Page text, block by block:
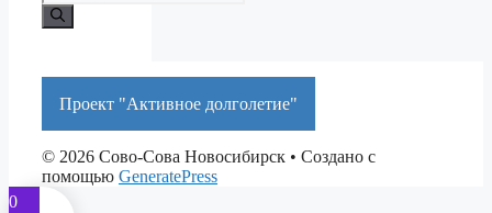
Проект "Активное долголетие"
© 2026 Сово-Сова Новосибирск • Создано с
помощью GeneratePress
0